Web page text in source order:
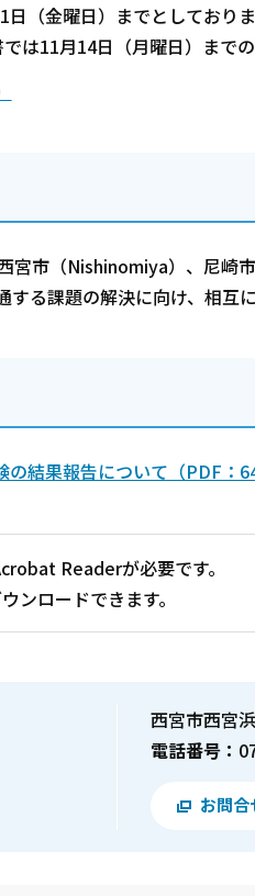
（金曜日）までとしており
は11月14日（月曜日）まで
宮市（Nishinomiya）、尼崎
る課題の解決に向け、相互
結果報告について（PDF：
Readerが必要です。
ンロードできます。
西宮市西宮
電話番号：
お問合